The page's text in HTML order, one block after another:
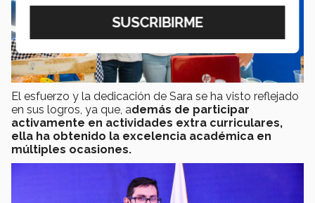
El esfuerzo y la dedicación de Sara se ha visto reflejado
en sus logros, ya que, además de participar
activamente en actividades extra curriculares,
ella ha obtenido la excelencia académica en
múltiples ocasiones.